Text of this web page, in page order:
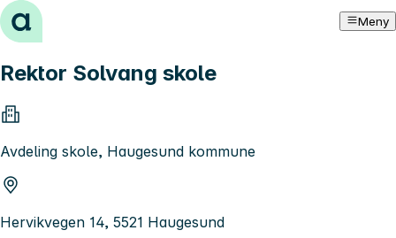
Hopp til innhold Meny
Rektor Solvang skole
Avdeling skole, Haugesund kommune
Hervikvegen 14, 5521 Haugesund